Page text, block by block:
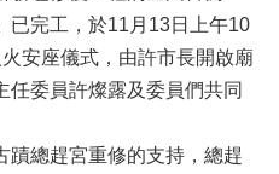
已完工，於11月13日上午10
安座儀式，由許市長開啟廟
任委員許燦露及委員們共同
蹟總趕宮重修的支持，總趕